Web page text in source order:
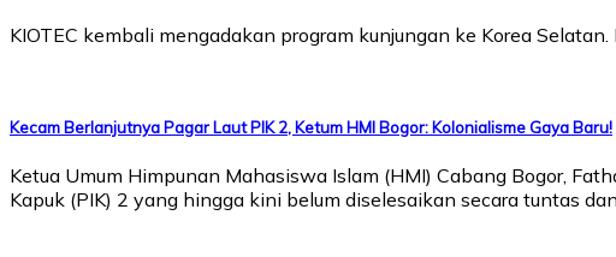
KIOTEC kembali mengadakan program kunjungan ke Korea
Kecam Berlanjutnya Pagar Laut PIK 2, Ketum HMI Bogor: Kolonialisme Gaya Baru!
Ketua Umum Himpunan Mahasiswa Islam (HMI) Cabang Bogor,
Kapuk (PIK) 2 yang hingga kini belum diselesaikan secara tuntas